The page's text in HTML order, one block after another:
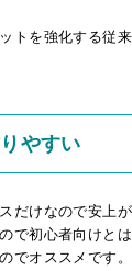
トを強化する従
やすい
だけなので安上
で初心者向けと
でオススメです。